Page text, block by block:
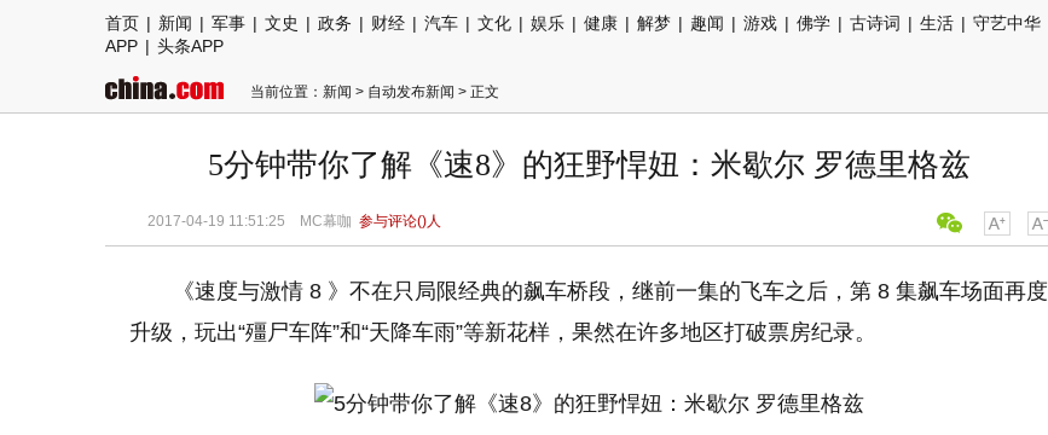
首页 | 新闻 | 军事 | 文史 | 政务 | 财经 | 汽车 | 文化 | 娱乐 | 健康 | 解梦 | 趣闻 | 游戏 | 佛学 | 古诗词 | 生活 | 守艺中华
APP | 头条APP
当前位置： 新闻 > 自动发布新闻 > 正文
5分钟带你了解《速8》的狂野悍妞：米歇尔 罗德里格兹
2017-04-19 11:51:25 MC幕咖 参与评论()人
《速度与激情 8 》不在只局限经典的飙车桥段，继前一集的飞车之后，第 8 集飙车场面再度
升级，玩出“殭尸车阵”和“天降车雨”等新花样，果然在许多地区打破票房纪录。